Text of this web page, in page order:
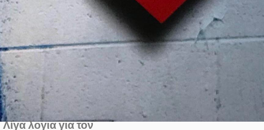
Λίγα λογια για τον